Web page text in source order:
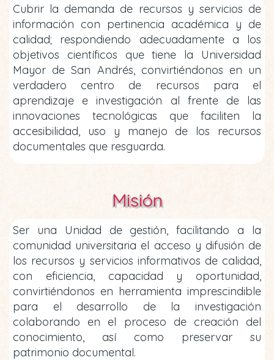
Cubrir la demanda de recursos y servicios de
información con pertinencia académica y de
calidad; respondiendo adecuadamente a los
objetivos científicos que tiene la Universidad
Mayor de San Andrés, convirtiéndonos en un
verdadero centro de recursos para el
aprendizaje e investigación al frente de las
innovaciones tecnológicas que faciliten la
accesibilidad, uso y manejo de los recursos
documentales que resguarda.
Misión
Ser una Unidad de gestión, facilitando a la
comunidad universitaria el acceso y difusión de
los recursos y servicios informativos de calidad,
con eficiencia, capacidad y oportunidad,
convirtiéndonos en herramienta imprescindible
para el desarrollo de la investigación
colaborando en el proceso de creación del
conocimiento, así como preservar su
patrimonio documental.